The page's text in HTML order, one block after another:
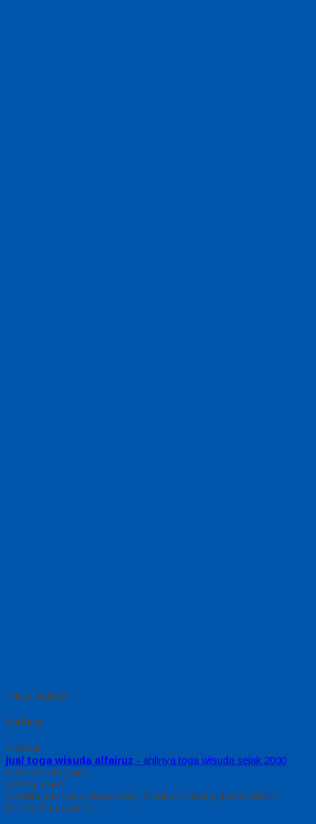
Tutup Sidebar
Gallery
Sidebar
jual toga wisuda alfairuz - ahlinya toga wisuda sejak 2000
toga wisuda juara
Kontak Kami
Apabila ada yang ditanyakan, silahkan hubungi kami melalui
kontak di bawah ini.